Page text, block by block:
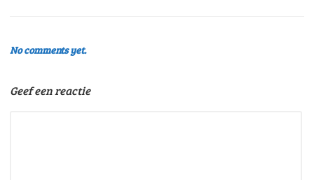
No comments yet.
Geef een reactie